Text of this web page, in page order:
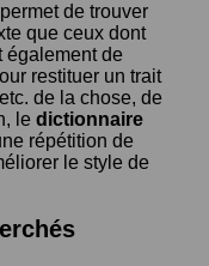
permet de trouver
que ceux dont
également de
restituer un trait
de la chose, de
le dictionnaire
répétition de
le style de